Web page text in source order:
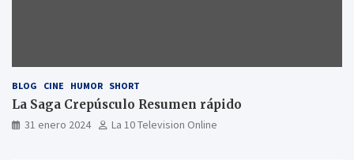
BLOG CINE HUMOR SHORT
La Saga Crepúsculo Resumen rápido
31 enero 2024 La 10 Television Online